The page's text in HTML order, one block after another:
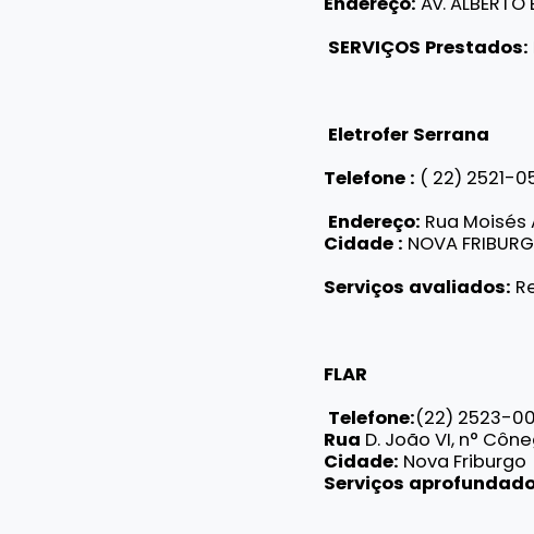
SERVIÇOS Prestados:
Eletrofer Serrana
Telefone : ( 22) 2521-
Endereço: Rua Moisés
Cidade : NOVA
Serviços avaliados:
FLAR
Telefone:(22) 2523-
Rua D. João VI, n°
Cidade: Nova Friburgo
Serviços